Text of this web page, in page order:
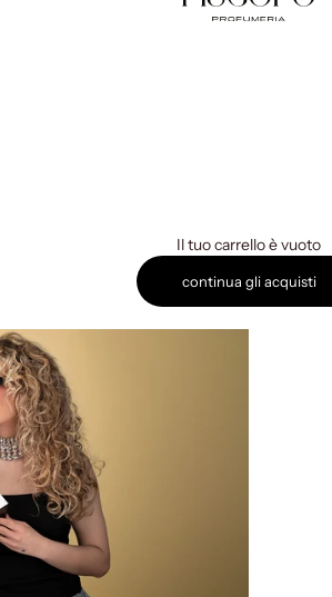
Il tuo carrello è vuoto
continua gli acquisti